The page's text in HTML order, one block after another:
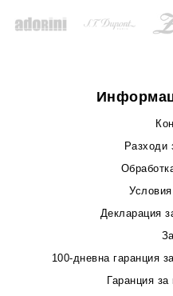
Разходи
Декларация
100-дневна гаранция
Гаранция